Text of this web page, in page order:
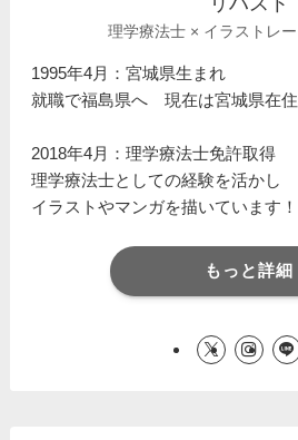
理学療法士 × イラストレ
1995年4月：宮城県生まれ
就職で福島県へ 現在は宮城県在住
2018年4月：理学療法士免許取得
理学療法士としての経験を活かし
イラストやマンガを描いています！
もっと詳細